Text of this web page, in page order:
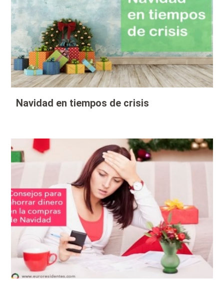
Navidad en tiempos de crisis